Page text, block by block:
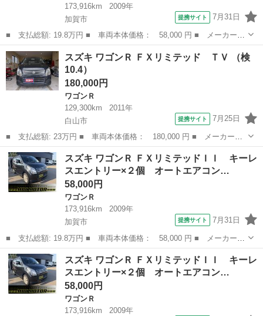
173,916km
2009年
加賀市
提携サイト 7月31日
■ 支払総額: 19.8万円 ■ 車両本体価格： 58,000 円 ■ メーカー
名： スズキ ■ 車種名： ワゴンＲ ■ グレード名： ＦＸリミテ
ッドＩＩ キーレスエントリー×２個 オートエアコン プッシュスタ
ート １４Ａ...
石川 加賀市 ワゴンＲ
スズキ ワゴンＲ ＦＸリミテッド ＴＶ （検
10.4）
180,000円
ワゴンＲ
129,300km
2011年
白山市
提携サイト 7月25日
■ 支払総額: 23万円 ■ 車両本体価格： 180,000 円 ■ メーカー
名： スズキ ■ 車種名： ワゴンＲ ■ グレード名： ＦＸリミテ
ッド ＴＶ ■ 排気量： 660cc ■ ドア枚数： 5D ■ ミッション：
...
石川 白山市 ワゴンＲ
スズキ ワゴンＲ ＦＸリミテッドＩＩ キーレ
スエントリー×２個 オートエアコン…
58,000円
ワゴンＲ
173,916km
2009年
加賀市
提携サイト 7月31日
■ 支払総額: 19.8万円 ■ 車両本体価格： 58,000 円 ■ メーカー
名： スズキ ■ 車種名： ワゴンＲ ■ グレード名： ＦＸリミテ
ッドＩＩ キーレスエントリー×２個 オートエアコン プッシュスタ
ート １４Ａ...
石川 加賀市 ワゴンＲ
スズキ ワゴンＲ ＦＸリミテッドＩＩ キーレ
スエントリー×２個 オートエアコン…
58,000円
ワゴンＲ
173,916km
2009年